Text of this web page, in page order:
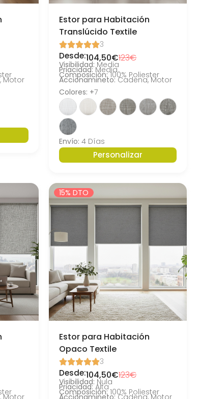
Motor
Estor para Habitación
Translúcido Textile
3
Desde:104,50€123€
Visibilidad: Media
Priacidad:Media
Composición:100% Poliester
Accionamineto:Cadena, Motor
Colores: +7
Envío:4 Días
Personalizar
Motor
15% DTO
Estor para Habitación
Opaco Textile
3
Desde:104,50€123€
Visibilidad: Nula
Priacidad:Alta
Composición:100% Poliester
Accionamineto:Cadena, Motor